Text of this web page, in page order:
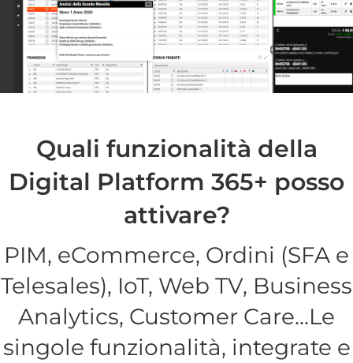
Quali funzionalità della
Digital Platform 365+ posso
attivare?
PIM, eCommerce, Ordini (SFA e
Telesales), IoT, Web TV, Business
Analytics, Customer Care...Le
singole funzionalità, integrate e